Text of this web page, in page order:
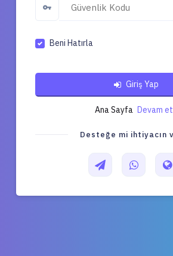
Beni Hatırla
Giriş Yap
Ana Sayfa Devam et
Desteğe mi ihtiyacın